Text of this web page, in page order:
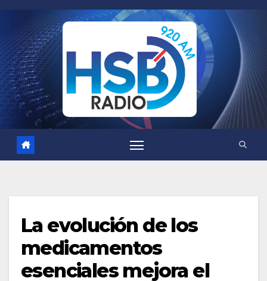
contenido
La evolución de los
medicamentos
esenciales mejora el